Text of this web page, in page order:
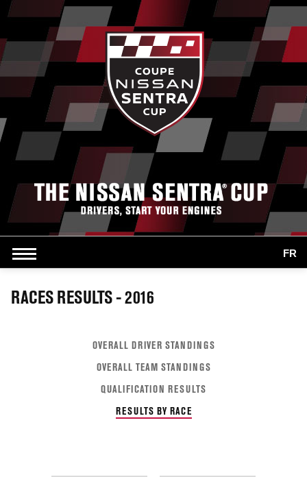
FR
RACES RESULTS - 2016
OVERALL DRIVER STANDINGS
OVERALL TEAM STANDINGS
QUALIFICATION RESULTS
RESULTS BY RACE